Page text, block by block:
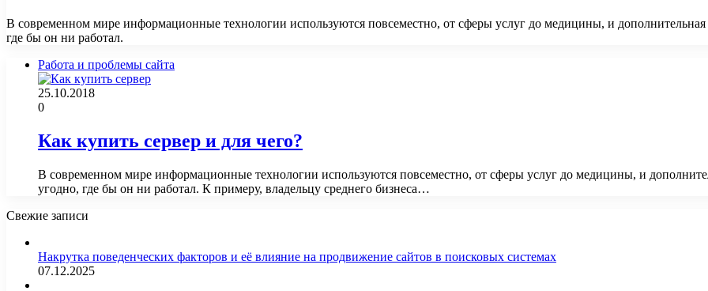
В современном мире информационные технологии используются повсеместно, от сферы услуг до медицины, и
где бы он ни работал.
Работа и проблемы сайта
25.10.2018
0
Как купить сервер и для чего?
В современном мире информационные технологии используются повсеместно, от сферы услуг до медицины, и
угодно, где бы он ни работал. К примеру, владельцу среднего бизнеса…
Свежие записи
Накрутка поведенческих факторов и её влияние на продвижение сайтов в поисковых системах
07.12.2025